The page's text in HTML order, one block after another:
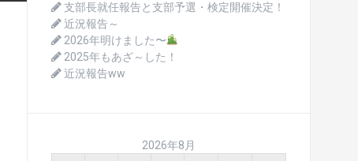
支部長就任報告と支部予選・検定開催決定！
近況報告～
2026年明けました〜
2025年もあざ～した！
近況報告ww
2026年8月